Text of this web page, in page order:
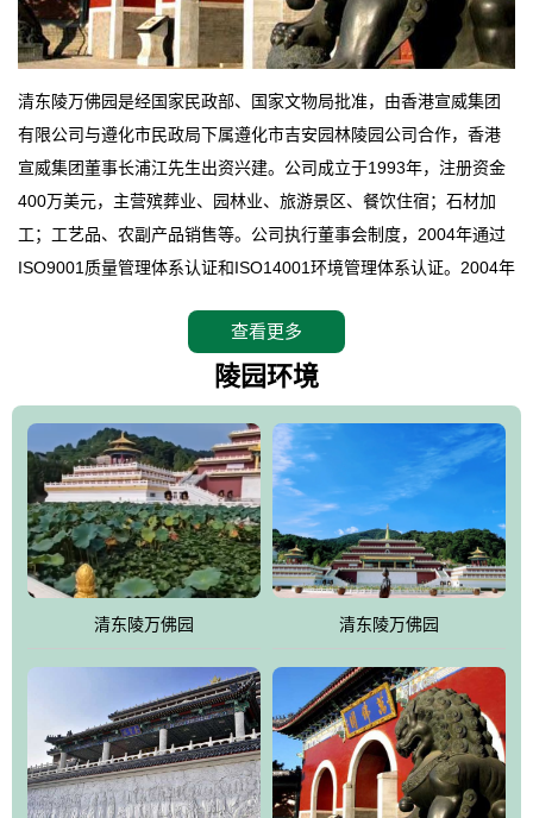
清东陵万佛园是经国家民政部、国家文物局批准，由香港宣威集团
有限公司与遵化市民政局下属遵化市吉安园林陵园公司合作，香港
宣威集团董事长浦江先生出资兴建。公司成立于1993年，注册资金
400万美元，主营殡葬业、园林业、旅游景区、餐饮住宿；石材加
工；工艺品、农副产品销售等。公司执行董事会制度，2004年通过
ISO9001质量管理体系认证和ISO14001环境管理体系认证。2004年
拥有4A级旅游区头衔的花园式陵园，园内建有四星级酒店一座。
万佛园位于遵化市境内，座落在世界文化遗产清东陵地形墙内，地
形绝佳，地理位置优越，交通便利。公司以“建设全国顶级人生后花
园、打造佛教精品旅游圣地”为目标，以海外归侨、国内外知名人士
的墓地安葬、祭祀吊亡并结合旅游参观构成其主要使用功能；以苍
郁绚丽、优雅宜人的园林景观构成其外部形象。通过墓园建设与造
园手法相结合的默契操作，建成一处特色鲜明、服务周全、环境优
美、民族风格突出，与周边文物古迹交相呼应的极具吸引力的花园
式园林。
万佛园工程一期占地448亩，目前完成投资近12亿元人民币，园区采
用全仿古式建筑，寻求与世界文化遗产地清东陵的和谐统一，在园
区建设中寻求陵园建设与景区建设的有机融合，充分发挥独一无二
的地形优势，打造现代艺术园林，建设旅游景观、寺庙、酒店等综
合服务设施，服务于陵园经营，使企业的多元化经营项目相互依
托、相互促进，园区绿化覆盖率达90%。
查看更多
陵园环境
清东陵万佛园 清东陵万佛园